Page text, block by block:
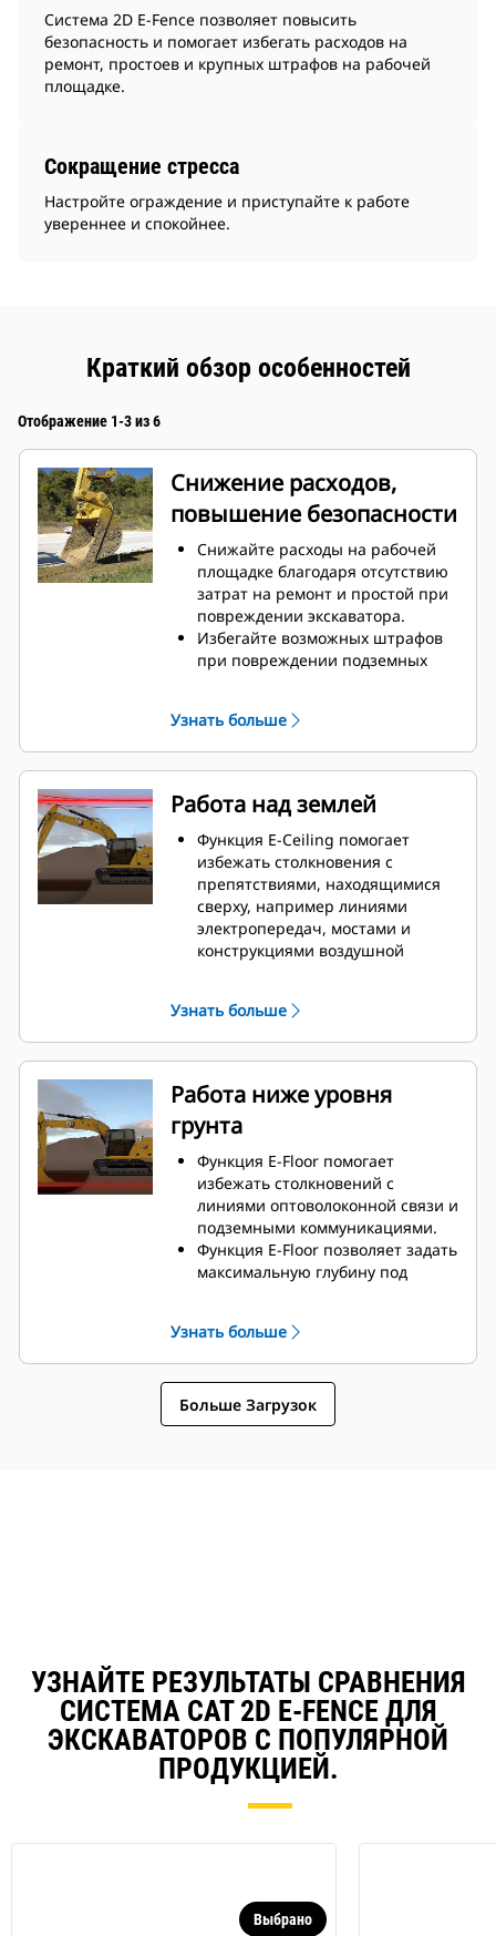
Система 2D E-Fence позволяет повысить
безопасность и помогает избегать расходов на
ремонт, простоев и крупных штрафов на рабочей
площадке.
Сокращение стресса
Настройте ограждение и приступайте к работе
увереннее и спокойнее.
Краткий обзор особенностей
Отображение 1-3 из 6
Снижение расходов,
повышение безопасности
Снижайте расходы на рабочей
площадке благодаря отсутствию
затрат на ремонт и простой при
повреждении экскаватора.
Избегайте возможных штрафов
при повреждении подземных
персонала, занятого проверками
уклона в траншее и рядом с
экскаватором, и одновременно
повышается безопасность
работы.
Благодаря простоте установки и
работы снижается усталость
оператора, неизбежная при
излишнем повороте и излишней
выемке грунта.
Узнать больше
Работа над землей
Функция E-Ceiling помогает
избежать столкновения с
препятствиями, находящимися
сверху, например линиями
электропередач, мостами и
конструкциями воздушной
задать максимальную высоту над
экскаватором с помощью
монитора с сенсорным экраном,
чтобы препятствовать выходу
стрелы и рукояти за заданную
границу.
Узнать больше
Работа ниже уровня
грунта
Функция E-Floor помогает
избежать столкновений с
линиями оптоволоконной связи и
подземными коммуникациями.
Функция E-Floor позволяет задать
максимальную глубину под
— стрела и рукоять не смогут
выйти за заданную границу.
Узнать больше
Больше Загрузок
УЗНАЙТЕ РЕЗУЛЬТАТЫ СРАВНЕНИЯ
СИСТЕМА CAT 2D E-FENCE ДЛЯ
ЭКСКАВАТОРОВ С ПОПУЛЯРНОЙ
ПРОДУКЦИЕЙ.
Выбрано